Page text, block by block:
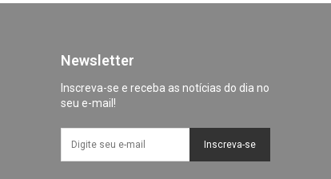
Newsletter
Inscreva-se e receba as notícias do dia no
seu e-mail!
Inscreva-se